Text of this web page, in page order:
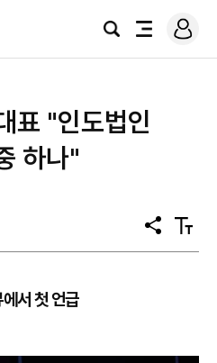
검
전
로
그
표 "인도법인
하나"
공
유
텍
스
서 첫 언급